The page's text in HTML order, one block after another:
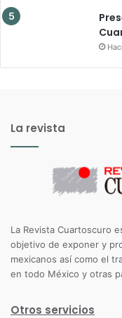
La revista
La Revista Cuartoscuro
objetivo de exponer y
mexicanos así como el
en todo México y otras
Otros servicios